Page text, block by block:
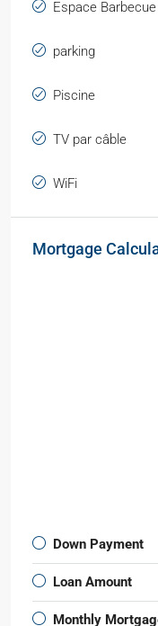
Espace Barbecue
parking
Piscine
TV par câble
WiFi
Mortgage
Down Payment
Loan Amount
Monthly